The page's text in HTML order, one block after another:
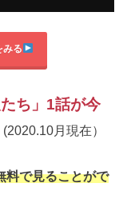
みる
たち」1話が今
月現在）
料で見ることがで